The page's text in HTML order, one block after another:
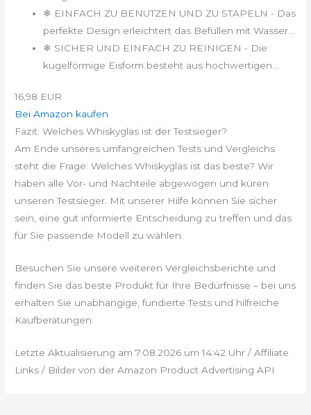
❄ EINFACH ZU BENUTZEN UND ZU STAPELN - Das
perfekte Design erleichtert das Befüllen mit Wasser...
❄ SICHER UND EINFACH ZU REINIGEN - Die
kugelförmige Eisform besteht aus hochwertigen...
16,98 EUR
Bei Amazon kaufen
Fazit: Welches Whiskyglas ist der Testsieger?
Am Ende unseres umfangreichen Tests und Vergleichs
steht die Frage: Welches Whiskyglas ist das beste? Wir
haben alle Vor- und Nachteile abgewogen und küren
unseren Testsieger. Mit unserer Hilfe können Sie sicher
sein, eine gut informierte Entscheidung zu treffen und das
für Sie passende Modell zu wählen.
Besuchen Sie unsere weiteren Vergleichsberichte und
finden Sie das beste Produkt für Ihre Bedürfnisse – bei uns
erhalten Sie unabhängige, fundierte Tests und hilfreiche
Kaufberatungen.
Letzte Aktualisierung am 7.08.2026 um 14:42 Uhr / Affiliate
Links / Bilder von der Amazon Product Advertising API